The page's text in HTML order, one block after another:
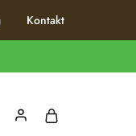
Kontakt